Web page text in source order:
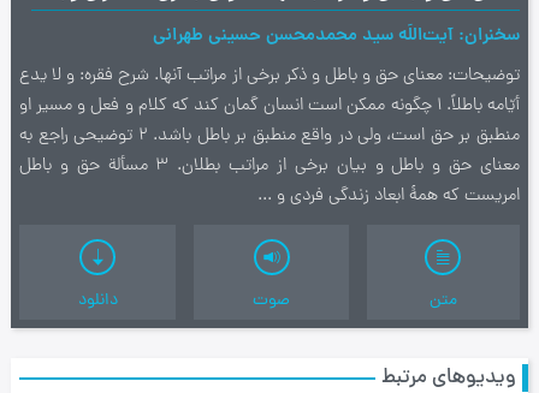
سخنران آیت‌اللَه سید محمدمحسن حسینی طهرانی
توضیحات معناي حق و باطل و ذكر برخي از مراتب آنها. شرح فقره: و لا يدع
أيّامه باطلاً. 1 چگونه ممكن است انسان گمان كند كه كلام و فعل و مسير او
منطبق بر حق است، ولي در واقع منطبق بر باطل باشد. 2 توضيحي راجع به
معناي حق و باطل و بيان برخي از مراتب بطلان. 3 مسألة حق و باطل
امريست كه همۀ ابعاد زندگي فردي و ...
متن صوت دانلود
ویدیوهای مرتبط